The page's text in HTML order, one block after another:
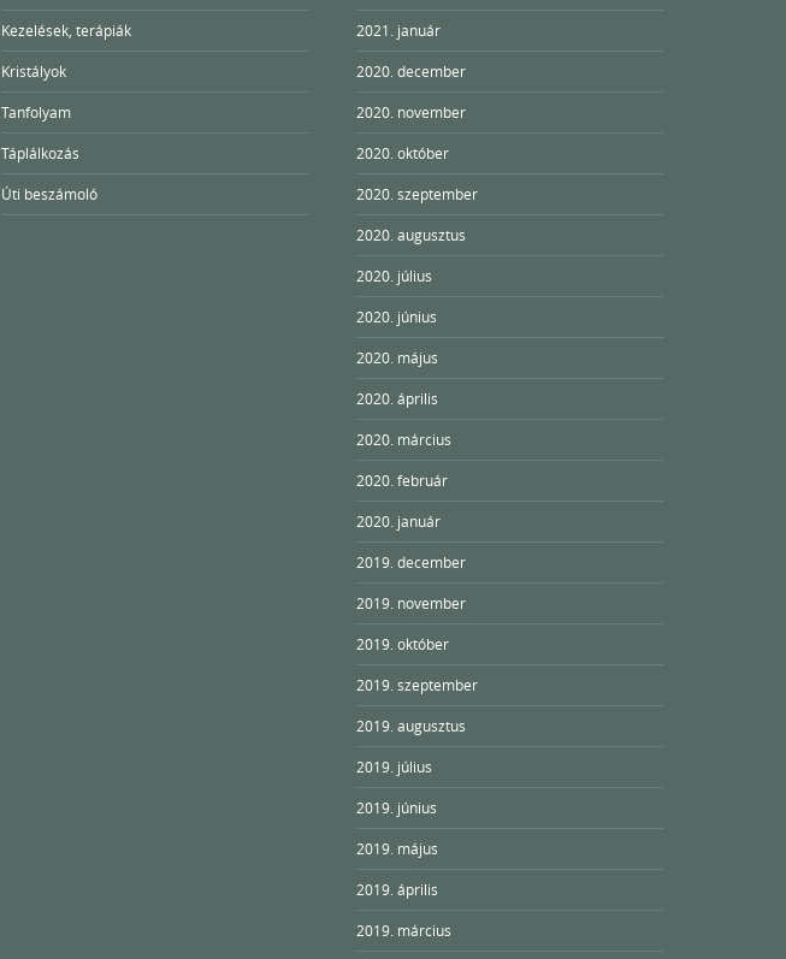
Kezelések, terápiák
Kristályok
Tanfolyam
Táplálkozás
Úti beszámoló
2021. január
2020. december
2020. november
2020. október
2020. szeptember
2020. augusztus
2020. július
2020. június
2020. május
2020. április
2020. március
2020. február
2020. január
2019. december
2019. november
2019. október
2019. szeptember
2019. augusztus
2019. július
2019. június
2019. május
2019. április
2019. március